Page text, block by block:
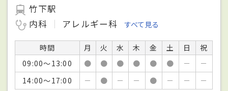
竹下駅
内科
アレルギー科 すべて見る
時間 月 火 水 木 金 土 日
祝
09:00～13:00
● ● ● ● ● ● －
－
14:00～17:00
－ ● － － ● － － －